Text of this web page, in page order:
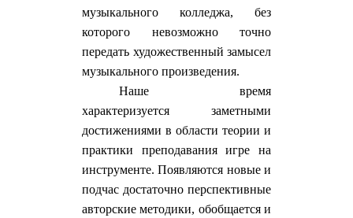
музыкального колледжа, без
которого невозможно точно
передать художественный замысел
музыкального произведения.
Наше время
характеризуется заметными
достижениями в области теории и
практики преподавания игре на
инструменте. Появляются новые и
подчас достаточно перспективные
авторские методики, обобщается и